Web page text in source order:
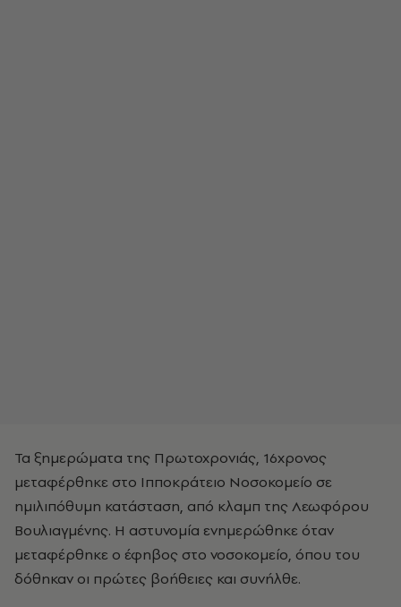
Τα ξημερώματα της Πρωτοχρονιάς, 16χρονος
μεταφέρθηκε στο Ιπποκράτειο Νοσοκομείο σε
ημιλιπόθυμη κατάσταση, από κλαμπ της Λεωφόρου
Βουλιαγμένης. Η αστυνομία ενημερώθηκε όταν
μεταφέρθηκε ο έφηβος στο νοσοκομείο, όπου του
δόθηκαν οι πρώτες βοήθειες και συνήλθε.